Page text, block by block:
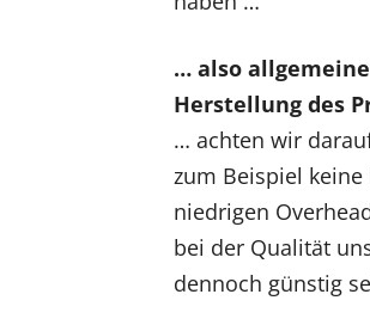
… also
Herstellung des
… achten wir
zum Beispiel keine
niedrigen
bei der Qualität
dennoch günstig